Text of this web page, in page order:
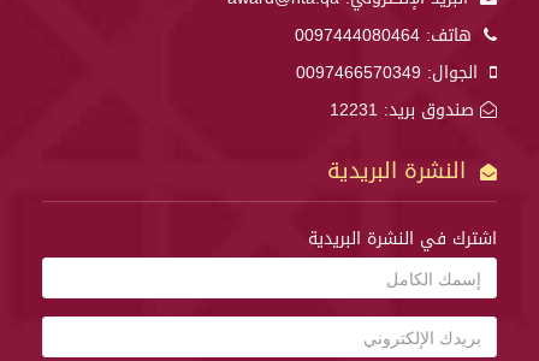
هاتف: 0097444080464
الجوال: 0097466570349
صندوق بريد: 12231
النشرة البريدية
اشترك في النشرة البريدية